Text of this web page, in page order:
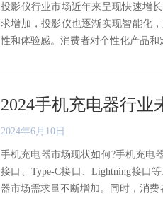
投影仪行业市场近年来呈现快速增
求增加，投影仪也逐渐实现智能化
性和体验感。消费者对个性化产品和
2024手机充电器行
2024年6月10日
手机充电器市场现状如何?手机充电
接口、Type-C接口、Lightning接口
器市场需求量不断增加。同时，消费